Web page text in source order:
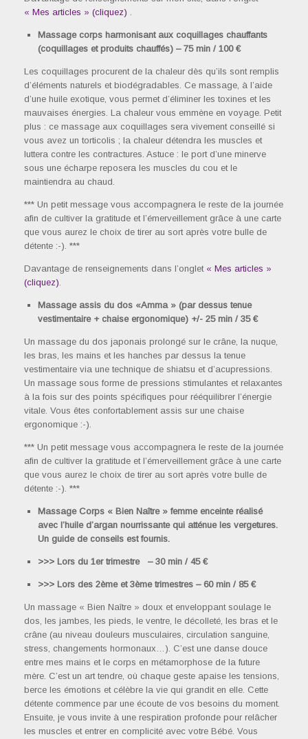
« Mes articles » (cliquez) .
Massage corps harmonisant aux coquillages chauffants
(coquillages et produits chauffés) – 75 min / 100 €
Les coquillages procurent de la chaleur dès qu’ils sont remplis
d’éléments naturels et biodégradables. Ce massage, à l’aide
d’une huile exotique, vous permet d’éliminer les toxines et les
mauvaises énergies. La chaleur vous emmène en voyage. Petit
plus : ce massage aux coquillages sera vivement conseillé si
vous avez un torticolis ; la chaleur détendra les muscles et
luttera contre les contractures. Astuce : le port d’une minerve
sous une écharpe reposera les muscles du cou et le
maintiendra au chaud.
*** Un petit message vous accompagnera le reste de la journée
afin de cultiver la gratitude et l’émerveillement grâce à une carte
que vous aurez le choix de tirer au sort après votre bulle de
détente :-). ***
Davantage de renseignements dans l’onglet « Mes articles »
(cliquez).
Massage assis du dos «Amma » (par dessus tenue
vestimentaire + chaise ergonomique) +/- 25 min / 35 €
Un massage du dos japonais prolongé sur le crâne, la nuque,
les bras, les mains et les hanches par dessus la tenue
vestimentaire via une technique de shiatsu et d’acupressions.
Un massage sous forme de pressions stimulantes et relaxantes
à la fois sur des points spécifiques pour rééquilibrer l’énergie
vitale. Vous êtes confortablement assis sur une chaise
ergonomique :-).
*** Un petit message vous accompagnera le reste de la journée
afin de cultiver la gratitude et l’émerveillement grâce à une carte
que vous aurez le choix de tirer au sort après votre bulle de
détente :-). ***
Massage Corps « Bien Naître » femme enceinte réalisé
avec l’huile d’argan nourrissante qui atténue les vergetures.
Un guide de conseils est fournis.
>>> Lors du 1er trimestre – 30 min / 45 €
>>> Lors des 2ème et 3ème trimestres – 60 min / 85 €
Un massage « Bien Naître » doux et enveloppant soulage le
dos, les jambes, les pieds, le ventre, le décolleté, les bras et le
crâne (au niveau douleurs musculaires, circulation sanguine,
stress, changements hormonaux…). C’est une danse douce
entre mes mains et le corps en métamorphose de la future
mère. C’est un art tendre, où chaque geste apaise les tensions,
berce les émotions et célèbre la vie qui grandit en elle. Cette
détente commence par une écoute de vos besoins du moment.
Ensuite, je vous invite à une respiration profonde pour relâcher
les muscles et entrer en complicité avec votre Bébé. Vous